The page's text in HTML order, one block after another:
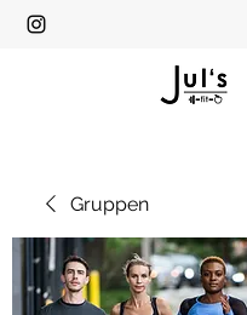
Gruppen